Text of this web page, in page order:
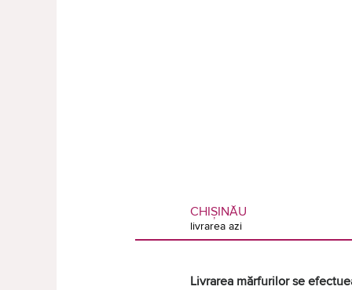
CHIȘINĂU
livrarea azi
Livrarea mărfurilor se